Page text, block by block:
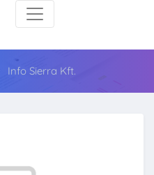
Info Sierra Kft.